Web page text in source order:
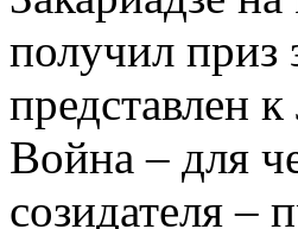
получил
представлен
Война – для
созидателя –